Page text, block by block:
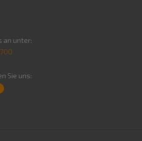
an unter:
Sie uns: